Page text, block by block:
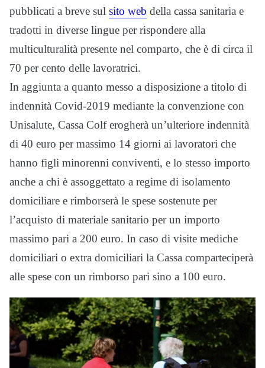
pubblicati a breve sul sito web della cassa sanitaria e
tradotti in diverse lingue per rispondere alla
multiculturalità presente nel comparto, che è di circa il
70 per cento delle lavoratrici.
In aggiunta a quanto messo a disposizione a titolo di
indennità Covid-2019 mediante la convenzione con
Unisalute, Cassa Colf erogherà un’ulteriore indennità
di 40 euro per massimo 14 giorni ai lavoratori che
hanno figli minorenni conviventi, e lo stesso importo
anche a chi è assoggettato a regime di isolamento
domiciliare e rimborserà le spese sostenute per
l’acquisto di materiale sanitario per un importo
massimo pari a 200 euro. In caso di visite mediche
domiciliari o extra domiciliari la Cassa comparteciperà
alle spese con un rimborso pari sino a 100 euro.